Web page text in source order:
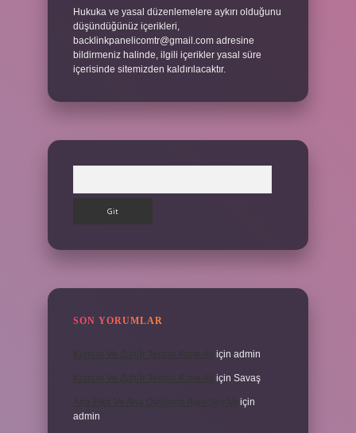
Hukuka ve yasal düzenlemelere aykırı olduğunu
düşündüğünüz içerikleri,
backlinkpanelicomtr@gmail.com adresine
bildirmeniz halinde, ilgili içerikler yasal süre
içerisinde sitemizden kaldırılacaktır.
SON YORUMLAR
için admin
için Savaş
için
admin